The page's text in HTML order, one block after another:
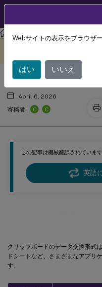
Citrix Virtual Apps and
この記事は機械翻訳されていま
英語
クリップボードのデータ交換形式
ドシートなど、さまざまなアプリ
す。
データ交換形式
April 6, 2026
寄稿者:
C C
Webサイトの表示をブラウザ
はい いいえ